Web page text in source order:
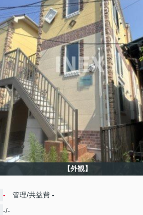
【外観】
- 管理/共益費 -
-/-